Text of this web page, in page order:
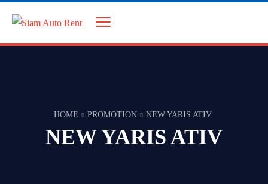
HOME PROMOTION NEW YARIS ATIV
NEW YARIS ATIV